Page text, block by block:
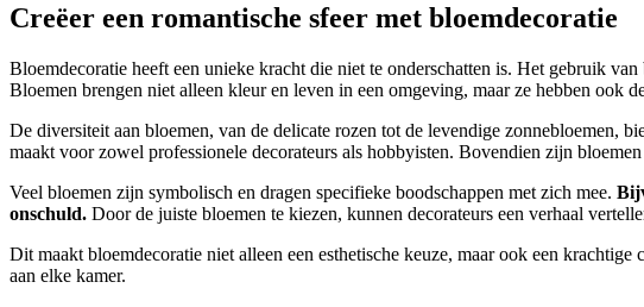
Creëer een romantische sfeer met bloemdecoratie
Bloemdecoratie heeft een unieke kracht die niet te onderschatten is. Het gebruik
Bloemen brengen niet alleen kleur en leven in een omgeving, maar ze hebben ook
De diversiteit aan bloemen, van de delicate rozen tot de levendige zonnebloemen,
maakt voor zowel professionele decorateurs als hobbyisten. Bovendien zijn
Veel bloemen zijn symbolisch en dragen specifieke boodschappen met zich mee.
onschuld. Door de juiste bloemen te kiezen, kunnen decorateurs een verhaal
Dit maakt bloemdecoratie niet alleen een esthetische keuze, maar ook een krachtige
aan elke kamer.